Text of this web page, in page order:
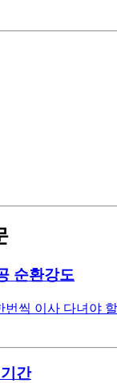
순환강도
번씩 이사 다녀야
간